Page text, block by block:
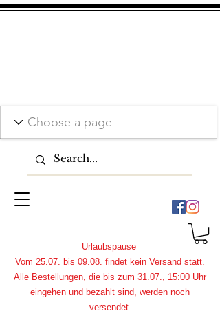
Urlaubspause
Vom 25.07. bis 09.08. findet kein Versand statt.
Alle Bestellungen, die bis zum 31.07., 15:00 Uhr
eingehen und bezahlt sind, werden noch
versendet.